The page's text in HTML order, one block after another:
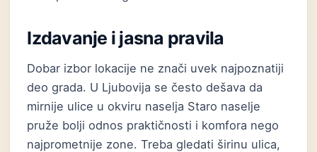
Izdavanje i jasna pravila
Dobar izbor lokacije ne znači uvek najpoznatiji
deo grada. U Ljubovija se često dešava da
mirnije ulice u okviru naselja Staro naselje
pruže bolji odnos praktičnosti i komfora nego
najprometnije zone. Treba gledati širinu ulica,